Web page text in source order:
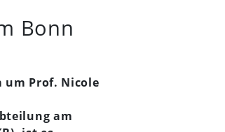
Bonn
um Prof. Nicole
am